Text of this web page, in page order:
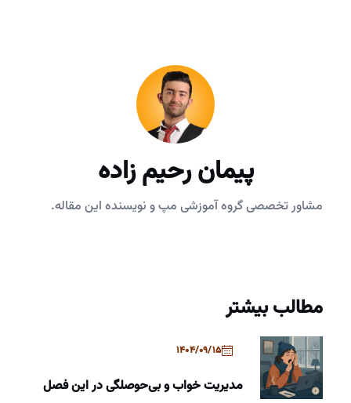
پیمان رحیم زاده
مشاور تخصصی گروه آموزشی مپ و نویسنده این مقاله.
مطالب بیشتر
1404/09/15
مدیریت خواب و بی‌حوصلگی در این فصل